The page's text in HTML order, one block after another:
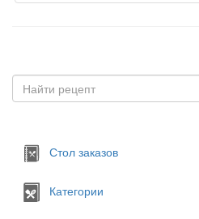
Стол заказов
Категории